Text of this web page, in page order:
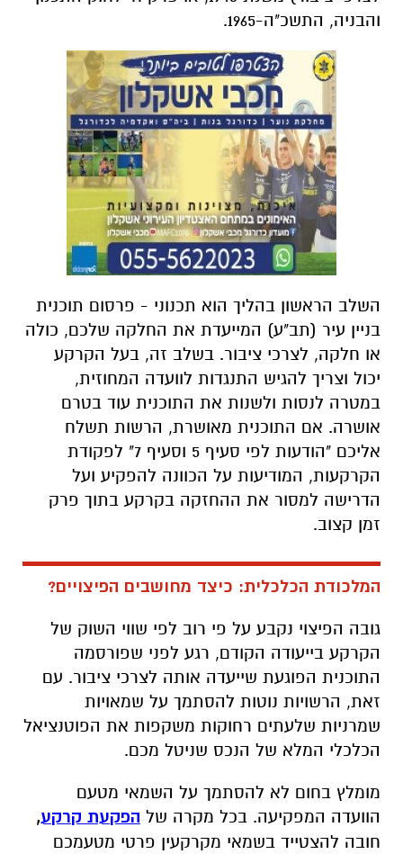
והבניה, התשכ"ה-1965.
השלב הראשון בהליך הוא תכנוני - פרסום תוכנית
בניין עיר (תב"ע) המייעדת את החלקה שלכם, כולה
או חלקה, לצרכי ציבור. בשלב זה, בעל הקרקע
יכול וצריך להגיש התנגדות לוועדה המחוזית,
במטרה לנסות ולשנות את התוכנית עוד בטרם
אושרה. אם התוכנית מאושרת, הרשות תשלח
אליכם "הודעות לפי סעיף 5 וסעיף 7" לפקודת
הקרקעות, המודיעות על הכוונה להפקיע ועל
הדרישה למסור את ההחזקה בקרקע בתוך פרק
זמן קצוב.
המלכודת הכלכלית: כיצד מחושבים הפיצויים?
גובה הפיצוי נקבע על פי רוב לפי שווי השוק של
הקרקע בייעודה הקודם, רגע לפני שפורסמה
התוכנית הפוגעת שייעדה אותה לצרכי ציבור. עם
זאת, הרשויות נוטות להסתמך על שמאויות
שמרניות שלעתים רחוקות משקפות את הפוטנציאל
הכלכלי המלא של הנכס שניטל מכם.
מומלץ בחום לא להסתמך על השמאי מטעם
הוועדה המפקיעה. בכל מקרה של הפקעת קרקע,
חובה להצטייד בשמאי מקרקעין פרטי מטעמכם